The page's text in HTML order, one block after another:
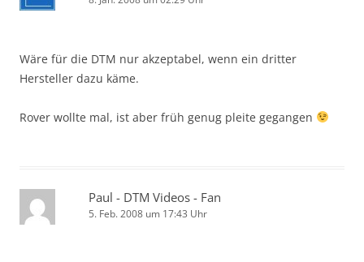
Wäre für die DTM nur akzeptabel, wenn ein dritter
Hersteller dazu käme.
Rover wollte mal, ist aber früh genug pleite gegangen
Paul - DTM Videos - Fan
5. Feb. 2008 um 17:43 Uhr